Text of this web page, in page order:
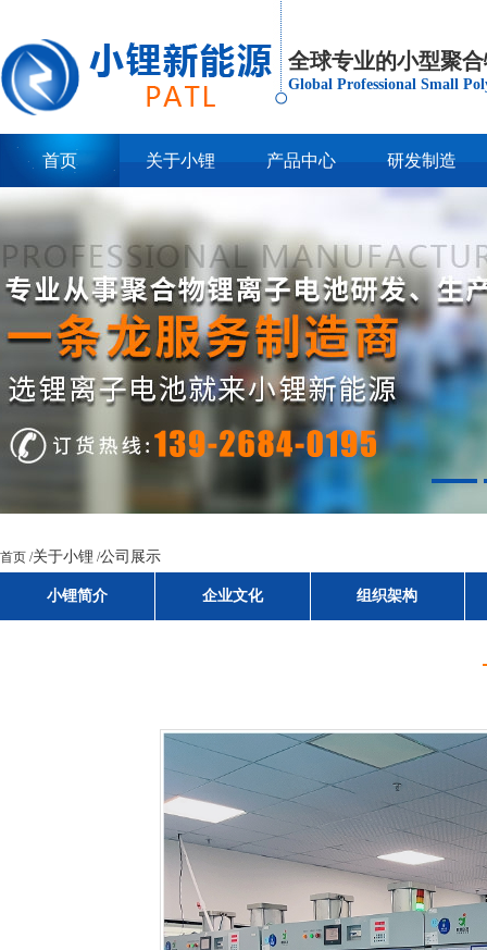
全球专业的小型聚
Global Professional Small
首页 关于小锂 产品中心 研发制造
首页 /关于小锂 /公司展示
小锂简介 企业文化 组织架构